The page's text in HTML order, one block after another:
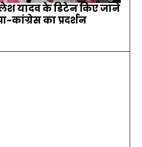
यादव के डिटेन किए जाने
कांग्रेस का प्रदर्शन